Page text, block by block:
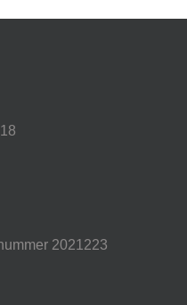
2021223